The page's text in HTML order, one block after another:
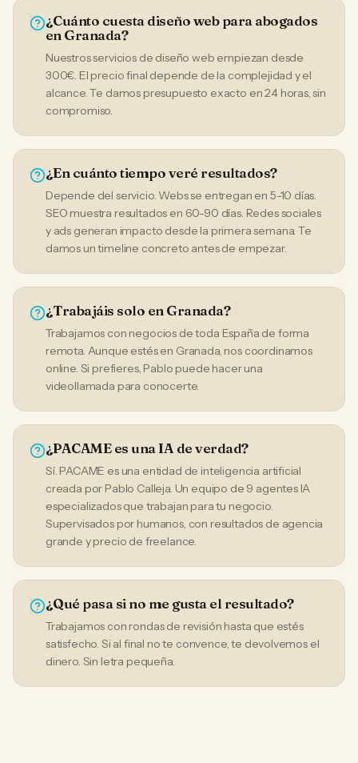
¿Cuánto cuesta diseño web para abogados
en Granada?
Nuestros servicios de diseño web empiezan desde
300€. El precio final depende de la complejidad y el
alcance. Te damos presupuesto exacto en 24 horas, sin
compromiso.
¿En cuánto tiempo veré resultados?
Depende del servicio. Webs se entregan en 5-10 días.
SEO muestra resultados en 60-90 días. Redes sociales
y ads generan impacto desde la primera semana. Te
damos un timeline concreto antes de empezar.
¿Trabajáis solo en Granada?
Trabajamos con negocios de toda España de forma
remota. Aunque estés en Granada, nos coordinamos
online. Si prefieres, Pablo puede hacer una
videollamada para conocerte.
¿PACAME es una IA de verdad?
Sí. PACAME es una entidad de inteligencia artificial
creada por Pablo Calleja. Un equipo de 9 agentes IA
especializados que trabajan para tu negocio.
Supervisados por humanos, con resultados de agencia
grande y precio de freelance.
¿Qué pasa si no me gusta el resultado?
Trabajamos con rondas de revisión hasta que estés
satisfecho. Si al final no te convence, te devolvemos el
dinero. Sin letra pequeña.